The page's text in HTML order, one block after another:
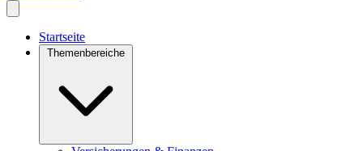
Startseite
Themenbereiche